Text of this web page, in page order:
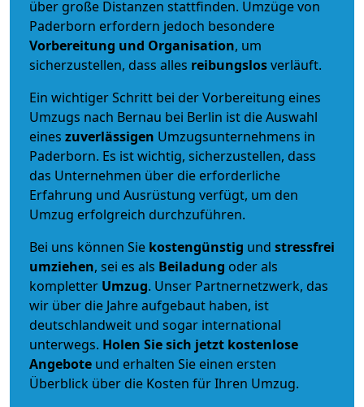
über große Distanzen stattfinden. Umzüge von
Paderborn erfordern jedoch besondere
Vorbereitung und Organisation, um
sicherzustellen, dass alles reibungslosverläuft.
Ein wichtiger Schritt bei der Vorbereitung eines
Umzugs nach Bernau bei Berlin ist die Auswahl
eines zuverlässigen Umzugsunternehmens in
Paderborn. Es ist wichtig, sicherzustellen, dass
das Unternehmen über die erforderliche
Erfahrung und Ausrüstung verfügt, um den
Umzug erfolgreich durchzuführen.
Bei uns können Sie kostengünstig und stressfrei
umziehen, sei es als Beiladung oder als
kompletter Umzug. Unser Partnernetzwerk, das
wir über die Jahre aufgebaut haben, ist
deutschlandweit und sogar international
unterwegs. Holen Sie sich jetzt kostenlose
Angebote und erhalten Sie einen ersten
Überblick über die Kosten für Ihren Umzug.